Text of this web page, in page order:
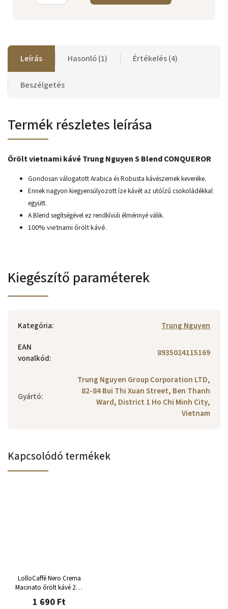
Leírás Hasonló (1) Értékelés (4)
Beszélgetés
Termék részletes leírása
Őrölt vietnami kávé Trung Nguyen S Blend CONQUEROR
Gondosan válogatott Arabica és Robusta kávészemek keveréke.
Ennek nagyon kiegyensúlyozott íze kávét az utóízű csokoládékkal
együtt.
A Blend segítségével ez rendkívüli élménnyé válik.
100% vietnami őrölt kávé.
Kiegészítő paraméterek
Kategória:
Trung Nguyen
EAN
vonalkód: 8935024115169
Gyártó:
Trung Nguyen Group Corporation LTD,
82-84 Bui Thi Xuan Street, Ben Thanh
Ward, District 1 Ho Chi Minh City,
Vietnam
Kapcsolódó termékek
LolloCaffé Nero Crema
Macinato őrölt kávé 250
g
1 690 Ft